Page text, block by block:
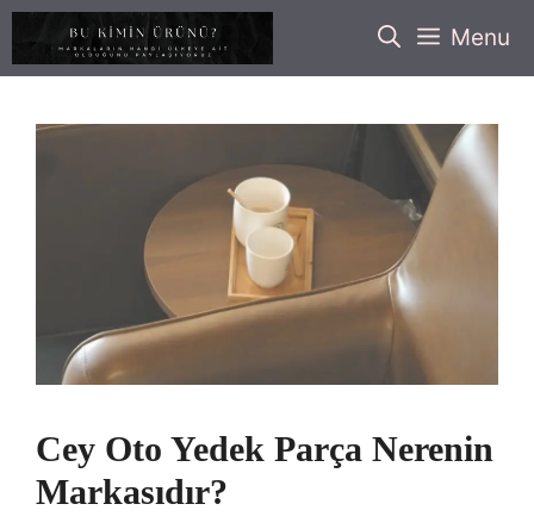
İçeriğe
Menu
Cey Oto Yedek Parça Nerenin
Markasıdır?